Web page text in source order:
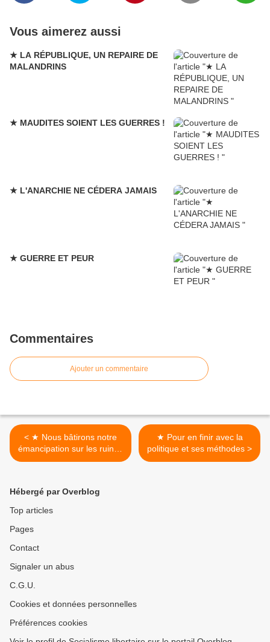
Vous aimerez aussi
★ LA RÉPUBLIQUE, UN REPAIRE DE
MALANDRINS
★ MAUDITES SOIENT LES GUERRES !
★ L'ANARCHIE NE CÉDERA JAMAIS
★ GUERRE ET PEUR
Commentaires
Ajouter un commentaire
< ★ Nous bâtirons notre
émancipation sur les ruines
de leurs parlements
★ Pour en finir avec la
politique et ses méthodes >
Hébergé par Overblog
Top articles
Pages
Contact
Signaler un abus
C.G.U.
Cookies et données personnelles
Préférences cookies